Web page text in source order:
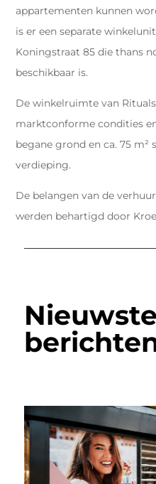
appartementen kunnen
is er een separate
Koningstraat 85 die thans
beschikbaar is.
De winkelruimte van
marktconforme condities
begane grond en ca. 75 m²
verdieping.
De belangen van de
werden behartigd door
Nieuwste